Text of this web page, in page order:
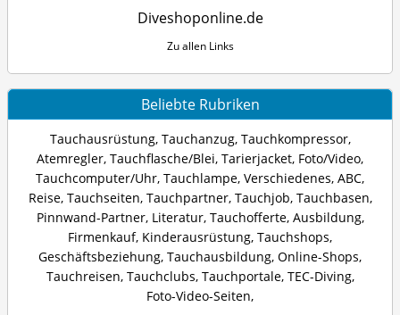
Diveshoponline.de
Zu allen Links
Beliebte Rubriken
Tauchausrüstung, Tauchanzug, Tauchkompressor,
Atemregler, Tauchflasche/Blei, Tarierjacket, Foto/Video,
Tauchcomputer/Uhr, Tauchlampe, Verschiedenes, ABC,
Reise, Tauchseiten, Tauchpartner, Tauchjob, Tauchbasen,
Pinnwand-Partner, Literatur, Tauchofferte, Ausbildung,
Firmenkauf, Kinderausrüstung, Tauchshops,
Geschäftsbeziehung, Tauchausbildung, Online-Shops,
Tauchreisen, Tauchclubs, Tauchportale, TEC-Diving,
Foto-Video-Seiten,